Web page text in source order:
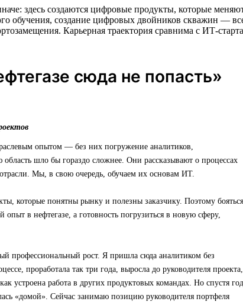
здесь создаются цифровые продукты, которые
обучения, создание цифровых двойников скважин —
Карьерная траектория сравнима с ИТ-
сюда не попасть»
опытом — без них погружение аналитиков,
шло бы гораздо сложнее. Они рассказывают о процессах
Мы, в свою очередь, обучаем их основам ИТ.
которые понятны рынку и полезны заказчику. Поэтому бояться
опыт в нефтегазе, а готовность погрузиться в новую сферу,
профессиональный рост. Я пришла сюда аналитиком без
проработала так три года, выросла до руководителя проекта,
устроена работа в других продуктовых командах. Но спустя год
«домой». Сейчас занимаю позицию руководителя портфеля